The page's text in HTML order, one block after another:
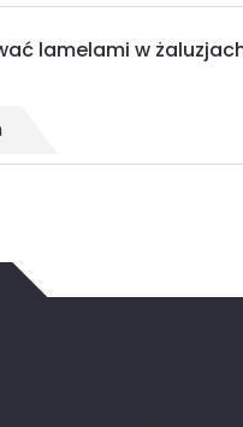
lamelami w